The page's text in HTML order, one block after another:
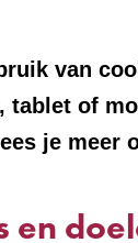
van
tablet of
je meer
en